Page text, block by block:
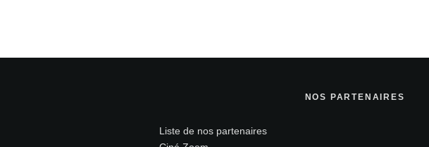
NOS PARTENAIRES
Liste de nos partenaires